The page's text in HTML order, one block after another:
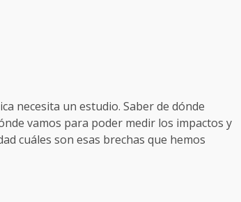
necesita un estudio. Saber de dónde
vamos para poder medir los impactos y
cuáles son esas brechas que hemos